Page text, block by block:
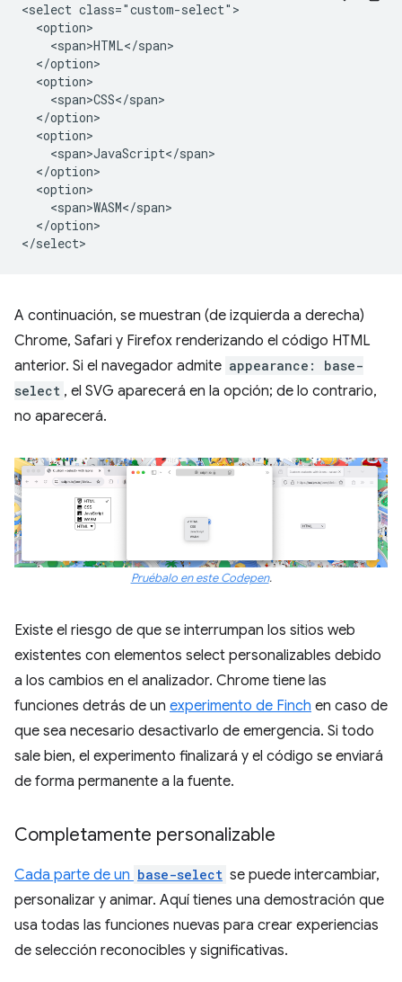
<select class="custom-select">
  <option>
    <span>HTML</span>
  </option>
  <option>
    <span>CSS</span>
  </option>
  <option>
    <span>JavaScript</span>
  </option>
  <option>
    <span>WASM</span>
  </option>
A continuación, se muestran (de izquierda a derecha)
Chrome, Safari y Firefox renderizando el código HTML
anterior. Si el navegador admite appearance: base-
select , el SVG aparecerá en la opción; de lo contrario,
no aparecerá.
Pruébalo en este Codepen.
Existe el riesgo de que se interrumpan los sitios web
existentes con elementos select personalizables debido
a los cambios en el analizador. Chrome tiene las
funciones detrás de un experimento de Finch en caso de
que sea necesario desactivarlo de emergencia. Si todo
sale bien, el experimento finalizará y el código se enviará
de forma permanente a la fuente.
Completamente personalizable
Cada parte de un base-select se puede intercambiar,
personalizar y animar. Aquí tienes una demostración que
usa todas las funciones nuevas para crear experiencias
de selección reconocibles y significativas.